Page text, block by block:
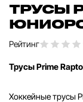
ТРУСЫ
Рейтинг
Трусы Prime
Хоккейные трусы